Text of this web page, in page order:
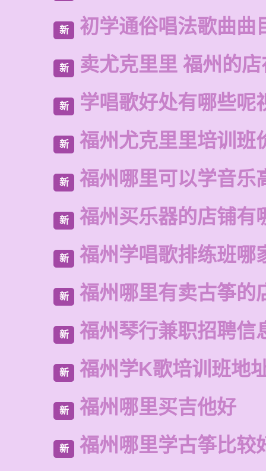
新 初学通俗唱法歌曲曲
新 卖尤克里里 福州的
新 学唱歌好处有哪些呢
新 福州尤克里里培训班
新 福州哪里可以学音乐
新 福州买乐器的店铺有
新 福州学唱歌排练班哪
新 福州哪里有卖古筝的
新 福州琴行兼职招聘信
新 福州学K歌培训班地
新 福州哪里买吉他好
新 福州哪里学古筝比较